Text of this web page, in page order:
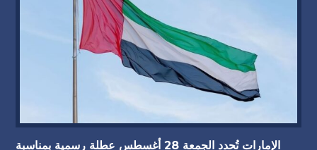
الإمارات تُحدد الجمعة 28 أغسطس عطلة رسمية بمناسبة